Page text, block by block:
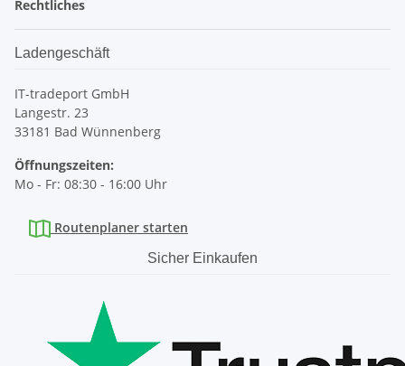
Rechtliches
Ladengeschäft
IT-tradeport GmbH
Langestr. 23
33181 Bad Wünnenberg
Öffnungszeiten:
Mo - Fr: 08:30 - 16:00 Uhr
Routenplaner starten
Sicher Einkaufen